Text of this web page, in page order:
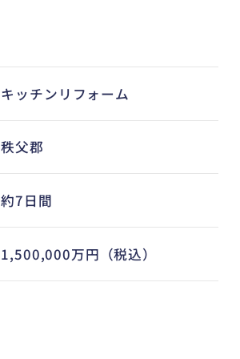
キッチンリフォーム
秩父郡
約7日間
1,500,000万円（税込）